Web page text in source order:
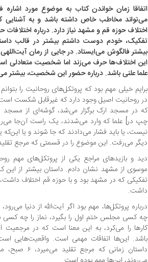
اتفاقا زمان خواندن کتاب به موضوع مورد
می‌تواند مخاطب خاص داشته باشد و به آشنایی
اختلاف حوزه قم و مشهد نیاز دارد. درباره
تفکیک، خودم دوست داشتم بیشتر در قالب
بیشتر فالگوش می‌ایستاد. در جایی از رمان
این اختلاف‌ها حرف می‌زند اما شخصیت متعادلی
علما علنی باشد. درباره حضور این شخصیت، بیشتر
برایم خیلی مهم بود که پروتکل‌های روحانیت را
در روحانیت اصیل وجود دارد که غیرقابل شکست
که در مسجد ارک برگزار می‌شد، گوشه‌ای از مسجد
چپ در] علما که وارد می‌شدند، یک‌ راست آن‌جا
نیست، یا باید فشار می‌دادند که جا شوند و یا
دیگر می‌رفت. این موضوع را در قسمتی که مرجع تقلید
دید و بازیدهای مراجع یکی از پروتکل‌های مهم
موسوی از مشهد نشان دادم. داستان بیشتر از
تفکیکی که در مشهد بود و با حوزه قم اختلاف
داشت.
درباره پروتکل‌ها، مهم بود اگر آیت‌الله از دنیا
چه کسی مجلس ختم اول را بگیرد، نماز را چه کسی
کارها را می‌کرد، به این معنا است که در
باشد. این‌ها اتفاقات مهمی است. واقعیت‌هایی
داستان زمانی